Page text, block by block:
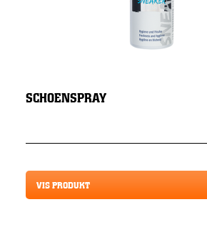
SCHOENSPRAY
VIS PRODUKT